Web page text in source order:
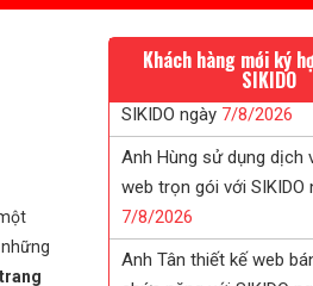
Khách hàng mới ký
SIKIDO
Anh Hùng sử dụng dịch
web trọn gói với SIKIDO
7/8/ 2026
Anh Tân thiết kế web
chức năng với SIKIDO